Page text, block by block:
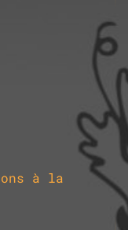
à la